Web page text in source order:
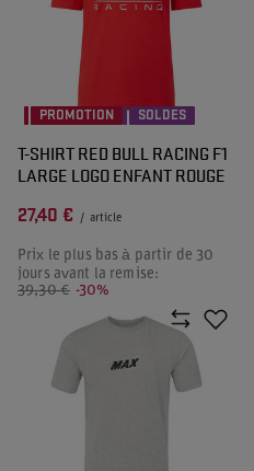
PROMOTION SOLDES
T-SHIRT RED BULL RACING F1
LARGE LOGO ENFANT ROUGE
27,40 € / article
Prix le plus bas à partir de 30
jours avant la remise:
39,30 € -30%